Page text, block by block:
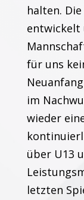
halten.
entwickelt
für uns
im
wieder
über U13
letzten